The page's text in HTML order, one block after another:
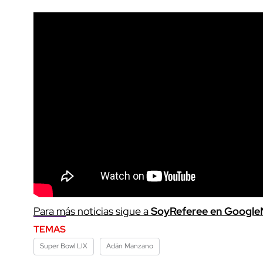
Para más noticias sigue aSoyReferee en
TEMAS
Super Bowl LIX Adán Manzano